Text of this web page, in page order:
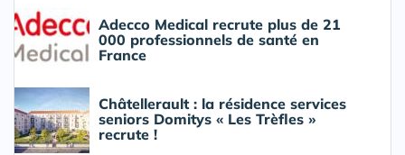
Adecco Medical recrute plus de 21
000 professionnels de santé en
France
Châtellerault : la résidence services
seniors Domitys « Les Trèfles »
recrute !